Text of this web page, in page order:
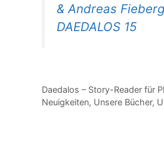
& Andreas
DAEDALOS 15
Kategorien
Daedalos – Story-Reader für
Neuigkeiten, Unsere Bücher,